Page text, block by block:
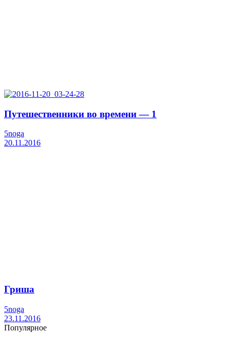
Путешественники во времени — 1
5noga
20.11.2016
Гриша
5noga
23.11.2016
Популярное